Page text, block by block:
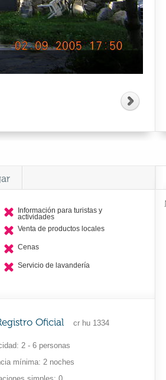
Información para turistas y
actividades
Venta de productos locales
Cenas
Servicio de lavandería
Oficial cr hu 1334
2 - 6 personas
mínima 2 noches